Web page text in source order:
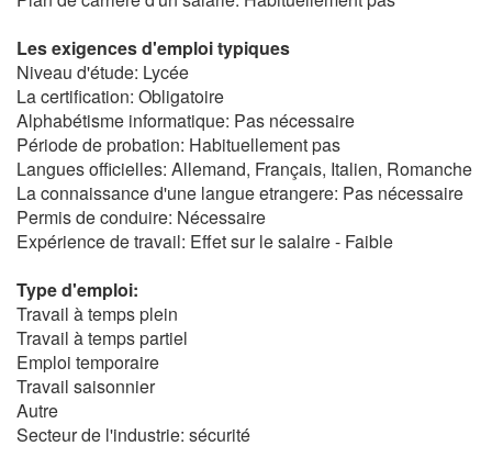
Les exigences d'emploi typiques
Niveau d'étude: Lycée
La certification: Obligatoire
Alphabétisme informatique: Pas nécessaire
Période de probation: Habituellement pas
Langues officielles: Allemand, Français, Italien, Romanche
La connaissance d'une langue etrangere: Pas nécessaire
Permis de conduire: Nécessaire
Expérience de travail: Effet sur le salaire - Faible
Type d'emploi:
Travail à temps plein
Travail à temps partiel
Emploi temporaire
Travail saisonnier
Autre
Secteur de l'industrie: sécurité